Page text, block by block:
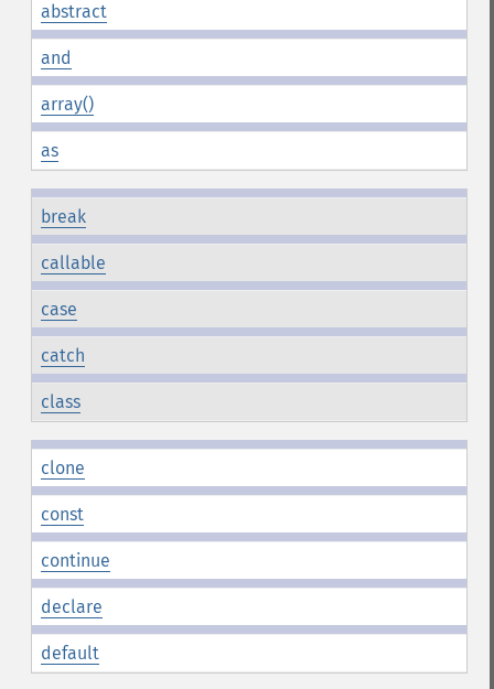
abstract
and
array()
as
break
callable
case
catch
class
clone
const
continue
declare
default